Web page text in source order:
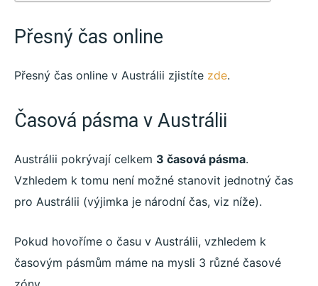
Přesný čas online
Přesný čas online v Austrálii zjistíte zde.
Časová pásma v Austrálii
Austrálii pokrývají celkem 3 časová pásma.
Vzhledem k tomu není možné stanovit jednotný čas
pro Austrálii (výjimka je národní čas, viz níže).
Pokud hovoříme o času v Austrálii, vzhledem k
časovým pásmům máme na mysli 3 různé časové